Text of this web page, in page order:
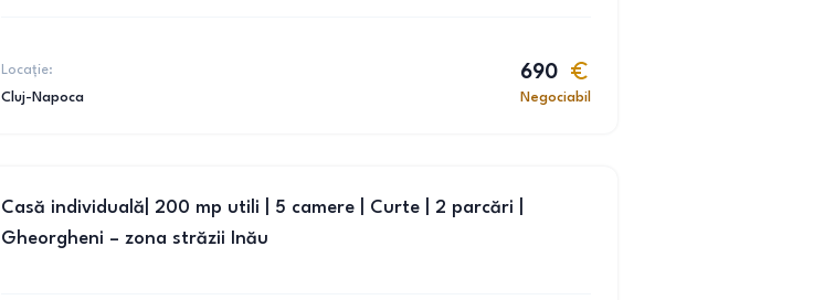
Locație:
Cluj-Napoca
690
Negociabil
Casă individuală| 200 mp utili | 5 camere | Curte | 2 parcări |
Gheorgheni – zona străzii Inău